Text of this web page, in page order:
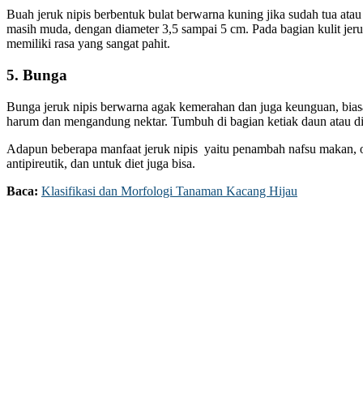
Buah jeruk nipis berbentuk bulat berwarna kuning jika sudah tua
masih muda, dengan diameter 3,5 sampai 5 cm. Pada bagian kulit
memiliki rasa yang sangat pahit.
5. Bunga
Bunga jeruk nipis berwarna agak kemerahan dan juga keunguan,
harum dan mengandung nektar. Tumbuh di bagian ketiak daun atau
Adapun beberapa manfaat jeruk nipis yaitu penambah nafsu
antipireutik, dan untuk diet juga bisa.
Baca: Klasifikasi dan Morfologi Tanaman Kacang Hijau